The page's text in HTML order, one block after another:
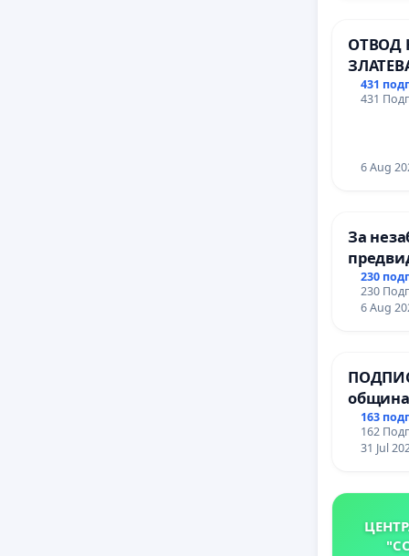
гр.
ОТВОД
431
431
6 Aug
За
на
и
230
230
6 Aug
община
за
МЕД”
се
163
162
31 Jul